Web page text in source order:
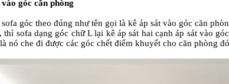
góc căn phòng
sofa góc theo đúng như tên gọi là kê áp sát vào góc căn
thì sofa dạng góc chữ L lại kê áp sát hai cạnh áp sát vào
nó che đi được các góc chết điểm khuyết cho căn phòng